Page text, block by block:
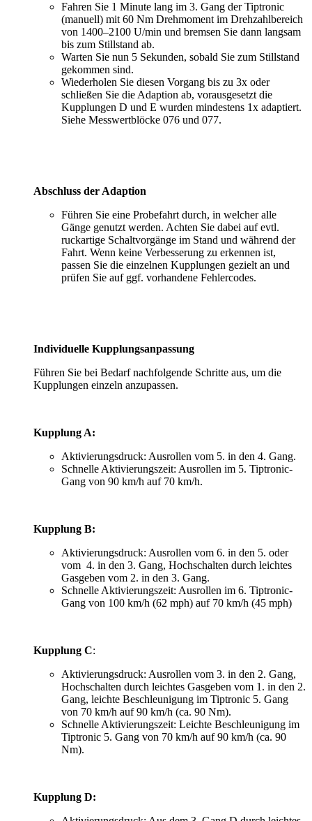
Fahren Sie 1 Minute lang im 3. Gang der Tiptronic
(manuell) mit 60 Nm Drehmoment im Drehzahlbereich
von 1400–2100 U/min und bremsen Sie dann langsam
bis zum Stillstand ab.
Warten Sie nun 5 Sekunden, sobald Sie zum Stillstand
gekommen sind.
Wiederholen Sie diesen Vorgang bis zu 3x oder
schließen Sie die Adaption ab, vorausgesetzt die
Kupplungen D und E wurden mindestens 1x adaptiert.
Siehe Messwertblöcke 076 und 077.
Abschluss der Adaption
Führen Sie eine Probefahrt durch, in welcher alle
Gänge genutzt werden. Achten Sie dabei auf evtl.
ruckartige Schaltvorgänge im Stand und während der
Fahrt. Wenn keine Verbesserung zu erkennen ist,
passen Sie die einzelnen Kupplungen gezielt an und
prüfen Sie auf ggf. vorhandene Fehlercodes.
Individuelle Kupplungsanpassung
Führen Sie bei Bedarf nachfolgende Schritte aus, um die
Kupplungen einzeln anzupassen.
Kupplung A:
Aktivierungsdruck: Ausrollen vom 5. in den 4. Gang.
Schnelle Aktivierungszeit: Ausrollen im 5. Tiptronic-
Gang von 90 km/h auf 70 km/h.
Kupplung B:
Aktivierungsdruck: Ausrollen vom 6. in den 5. oder
vom 4. in den 3. Gang, Hochschalten durch leichtes
Gasgeben vom 2. in den 3. Gang.
Schnelle Aktivierungszeit: Ausrollen im 6. Tiptronic-
Gang von 100 km/h (62 mph) auf 70 km/h (45 mph)
Kupplung C:
Aktivierungsdruck: Ausrollen vom 3. in den 2. Gang,
Hochschalten durch leichtes Gasgeben vom 1. in den 2.
Gang, leichte Beschleunigung im Tiptronic 5. Gang
von 70 km/h auf 90 km/h (ca. 90 Nm).
Schnelle Aktivierungszeit: Leichte Beschleunigung im
Tiptronic 5. Gang von 70 km/h auf 90 km/h (ca. 90
Nm).
Kupplung D: